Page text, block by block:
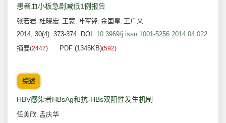
患者血小板急剧减低1例报告
张若岩, 杜晓宏, 王蒙, 叶军锋, 金国星, 王广义
2014, 30(4): 373-374. DOI: 10.3969/j.issn.1001-5256.2014.04.022
摘要(2447) PDF (1345KB)(592)
综述
HBV感染者HBsAg和抗-HBs双阳性发生机制
任美欣, 孟庆华